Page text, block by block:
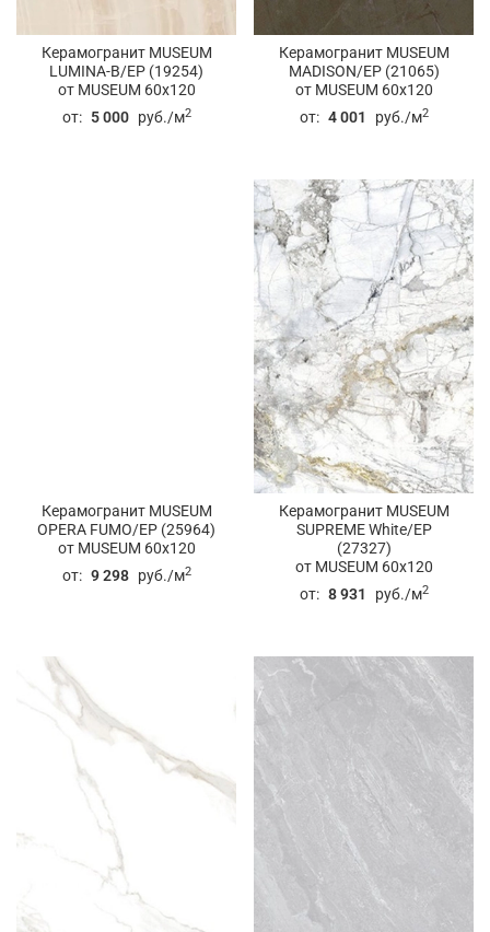
Керамогранит MUSEUM
LUMINA-B/EP (19254)
от MUSEUM 60x120
от: 5 000 руб./м2
Керамогранит MUSEUM
MADISON/EP (21065)
от MUSEUM 60x120
от: 4 001 руб./м2
Керамогранит MUSEUM
OPERA FUMO/EP (25964)
от MUSEUM 60x120
от: 9 298 руб./м2
Керамогранит MUSEUM
SUPREME White/EP
(27327)
от MUSEUM 60x120
от: 8 931 руб./м2